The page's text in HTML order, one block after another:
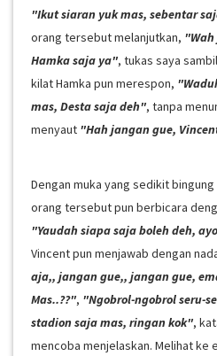
"Ikut siaran yuk mas, sebentar
orang tersebut melanjutkan,
Hamka saja ya", tukas saya
kilat Hamka pun merespon,
mas, Desta saja deh", tanpa
menyaut "Hah jangan gue,
Dengan muka yang sedikit
orang tersebut pun berbicara
"Yaudah siapa saja boleh deh,
Vincent pun menjawab dengan
aja,, jangan gue,, jangan gue,
Mas..??", "Ngobrol-ngobrol seru-
stadion saja mas, ringan kok",
mencoba menjelaskan. Melihat ke